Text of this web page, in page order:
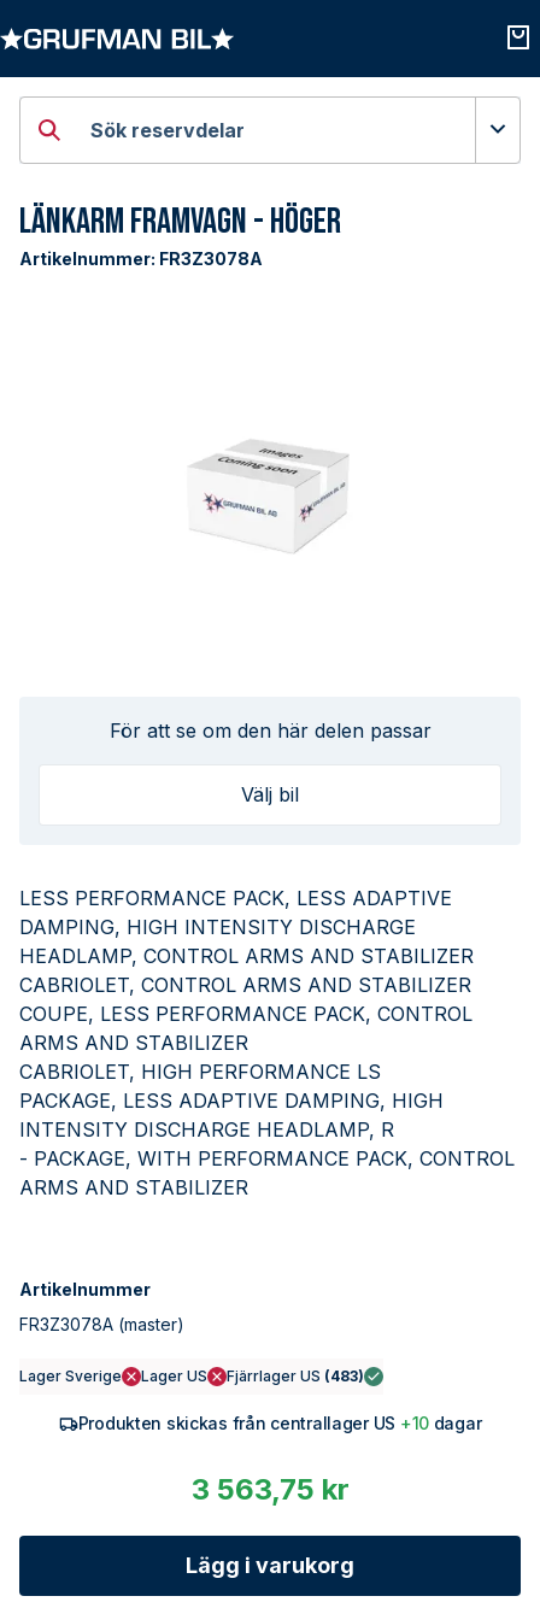
Sök reservdelar
Länkarm Framvagn - Höger
Artikelnummer: FR3Z3078A
För att se om den här delen passar
Välj bil
LESS PERFORMANCE PACK, LESS ADAPTIVE
DAMPING, HIGH INTENSITY DISCHARGE
HEADLAMP, CONTROL ARMS AND STABILIZER
CABRIOLET, CONTROL ARMS AND STABILIZER
COUPE, LESS PERFORMANCE PACK, CONTROL
ARMS AND STABILIZER
CABRIOLET, HIGH PERFORMANCE LS
PACKAGE, LESS ADAPTIVE DAMPING, HIGH
INTENSITY DISCHARGE HEADLAMP, R
- PACKAGE, WITH PERFORMANCE PACK, CONTROL
ARMS AND STABILIZER
Artikelnummer
FR3Z3078A (master)
Lager Sverige Lager US Fjärrlager US (483)
Produkten skickas från centrallager US +10 dagar
3 563,75 kr
Lägg i varukorg